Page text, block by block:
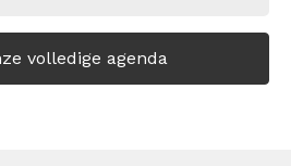
volledige agenda